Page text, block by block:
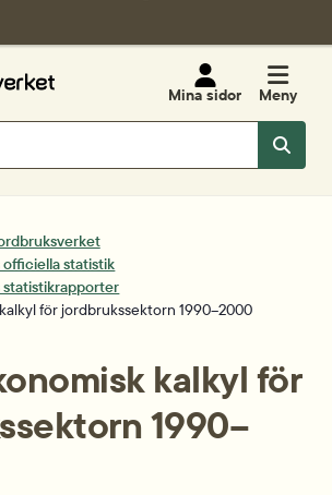
Mina sidor Meny
Sök
statistik
för jordbrukssektorn 1990–2000
kalkyl för
1990–